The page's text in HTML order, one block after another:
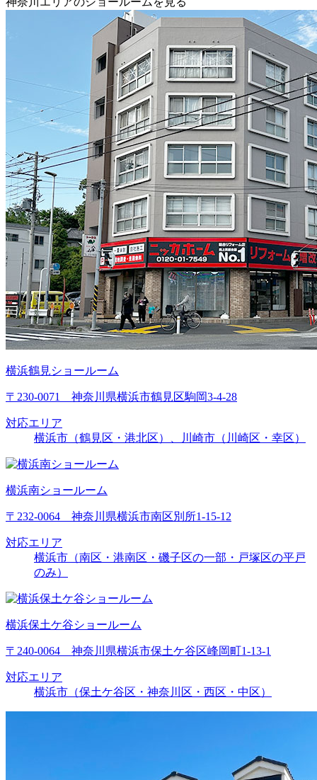
横浜鶴見ショールーム
〒230-0071 神奈川県横浜市鶴見区駒岡3-4-28
対応エリア
横浜市（鶴見区・港北区）、川崎市（川崎区・幸区）
横浜南ショールーム
〒232-0064 神奈川県横浜市南区別所1-15-12
対応エリア
横浜市（南区・港南区・磯子区の一部・戸塚区の平戸
のみ）
横浜保土ケ谷ショールーム
〒240-0064 神奈川県横浜市保土ケ谷区峰岡町1-13-1
対応エリア
横浜市（保土ケ谷区・神奈川区・西区・中区）